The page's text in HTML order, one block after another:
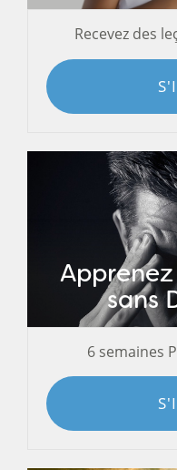
Recevez des
sans
6 semaines